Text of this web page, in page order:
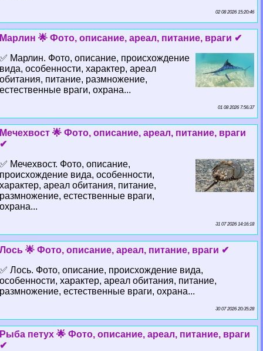
02 08 2026 15:20:46
Марлин 🌟 Фото, описание, ареал, питание, враги ✔
✅ Марлин. Фото, описание, происхождение
вида, особенности, хаpaктер, ареал
обитания, питание, размножение,
естественные враги, охрана...
01 08 2026 7:56:37
Мечехвост 🌟 Фото, описание, ареал, питание, враги
✔
✅ Мечехвост. Фото, описание,
происхождение вида, особенности,
хаpaктер, ареал обитания, питание,
размножение, естественные враги,
охрана...
31 07 2026 14:16:18
Лось 🌟 Фото, описание, ареал, питание, враги ✔
✅ Лось. Фото, описание, происхождение вида,
особенности, хаpaктер, ареал обитания, питание,
размножение, естественные враги, охрана...
30 07 2026 20:35:28
Рыба пeтyx 🌟 Фото, описание, ареал, питание, враги
✔